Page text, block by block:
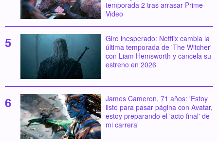
temporada 2 tras arrasar Prime
Video
Giro inesperado: Netflix cambia la
última temporada de 'The Witcher'
con Liam Hemsworth y cancela su
estreno en 2026
James Cameron, 71 años: 'Estoy
listo para pasar página con Avatar,
estoy preparando el 'acto final' de
mi carrera'